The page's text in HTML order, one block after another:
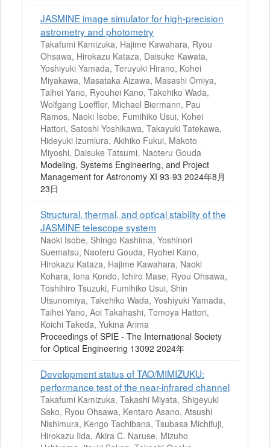
JASMINE image simulator for high-precision
astrometry and photometry
Takafumi Kamizuka, Hajime Kawahara, Ryou
Ohsawa, Hirokazu Kataza, Daisuke Kawata,
Yoshiyuki Yamada, Teruyuki Hirano, Kohei
Miyakawa, Masataka Aizawa, Masashi Omiya,
Taihei Yano, Ryouhei Kano, Takehiko Wada,
Wolfgang Loeffler, Michael Biermann, Pau
Ramos, Naoki Isobe, Fumihiko Usui, Kohei
Hattori, Satoshi Yoshikawa, Takayuki Tatekawa,
Hideyuki Izumiura, Akihiko Fukui, Makoto
Miyoshi, Daisuke Tatsumi, Naoteru Gouda
Modeling, Systems Engineering, and Project
Management for Astronomy XI 93-93 2024年8月
23日
Structural, thermal, and optical stability of the
JASMINE telescope system
Naoki Isobe, Shingo Kashima, Yoshinori
Suematsu, Naoteru Gouda, Ryohei Kano,
Hirokazu Kataza, Hajime Kawahara, Naoki
Kohara, Iona Kondo, Ichiro Mase, Ryou Ohsawa,
Toshihiro Tsuzuki, Fumihiko Usui, Shin
Utsunomiya, Takehiko Wada, Yoshiyuki Yamada,
Taihei Yano, Aoi Takahashi, Tomoya Hattori,
Koichi Takeda, Yukina Arima
Proceedings of SPIE - The International Society
for Optical Engineering 13092 2024年
Development status of TAO/MIMIZUKU:
performance test of the near-infrared channel
Takafumi Kamizuka, Takashi Miyata, Shigeyuki
Sako, Ryou Ohsawa, Kentaro Asano, Atsushi
Nishimura, Kengo Tachibana, Tsubasa Michifuji,
Hirokazu Iida, Akira C. Naruse, Mizuho